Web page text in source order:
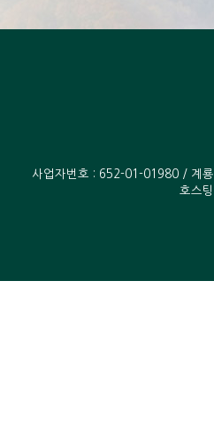
사업자번호 : 652-01-01980 / 계
호스